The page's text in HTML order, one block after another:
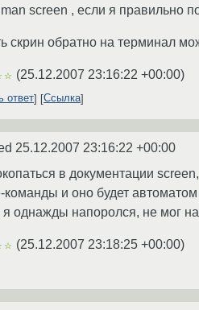
screen , если я правильно
скрин обратно на терминал
(25.12.2007 23:16:22 +00:00)
ответ Ссылка
25.12.2007 23:16:22 +00:00
в документации
команды и оно будет автоматом
я однажды напоролся, не мог
(25.12.2007 23:18:25 +00:00)